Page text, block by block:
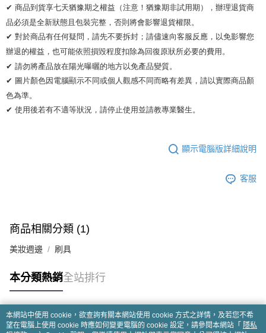
✔ 商品到貨享七天猶豫期之權益（注意！猶豫期非試用期），辦理退貨商
品必須是全新狀態且包裝完整，否則將會影響退貨權限。
✔ 對於商品有任何疑問，請先不要拆封；請儘速向客服反應，以免影響您
辦退的權益，也可能依照損毀程度扣除為回復原狀所必要的費用。
✔ 請勿將產品放在陽光曝曬的地方以免產品變質。
✔ 圖片顏色因電腦顯示不同或個人觀感不同而略有差異，請以實際商品顏
色為準。
✔ 使用後若有不適等狀況，請停止使用並請教專業醫生。
顯示電腦版詳細說明
客服
商品相關分類 (1)
美妝週邊 刷具
本分類熱銷全站排行
熱門標籤
本網站中使用 cookie，欲查詢有關本網站使用 cookie 方式之詳情，及若您不希
望在電腦上使用 cookie 時應如何變更電腦的 cookie 設定，請參閱本網站「 隱私